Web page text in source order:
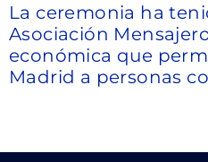
La ceremonia ha
Asociación
económica que
Madrid a personas